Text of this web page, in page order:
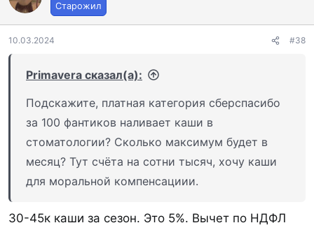
Старожил
10.03.2024 #38
Primavera сказал(а):
Подскажите, платная категория сберспасибо
за 100 фантиков наливает каши в
стоматологии? Сколько максимум будет в
месяц? Тут счёта на сотни тысяч, хочу каши
для моральной компенсациии.
30-45к каши за сезон. Это 5%. Вычет по НДФЛ